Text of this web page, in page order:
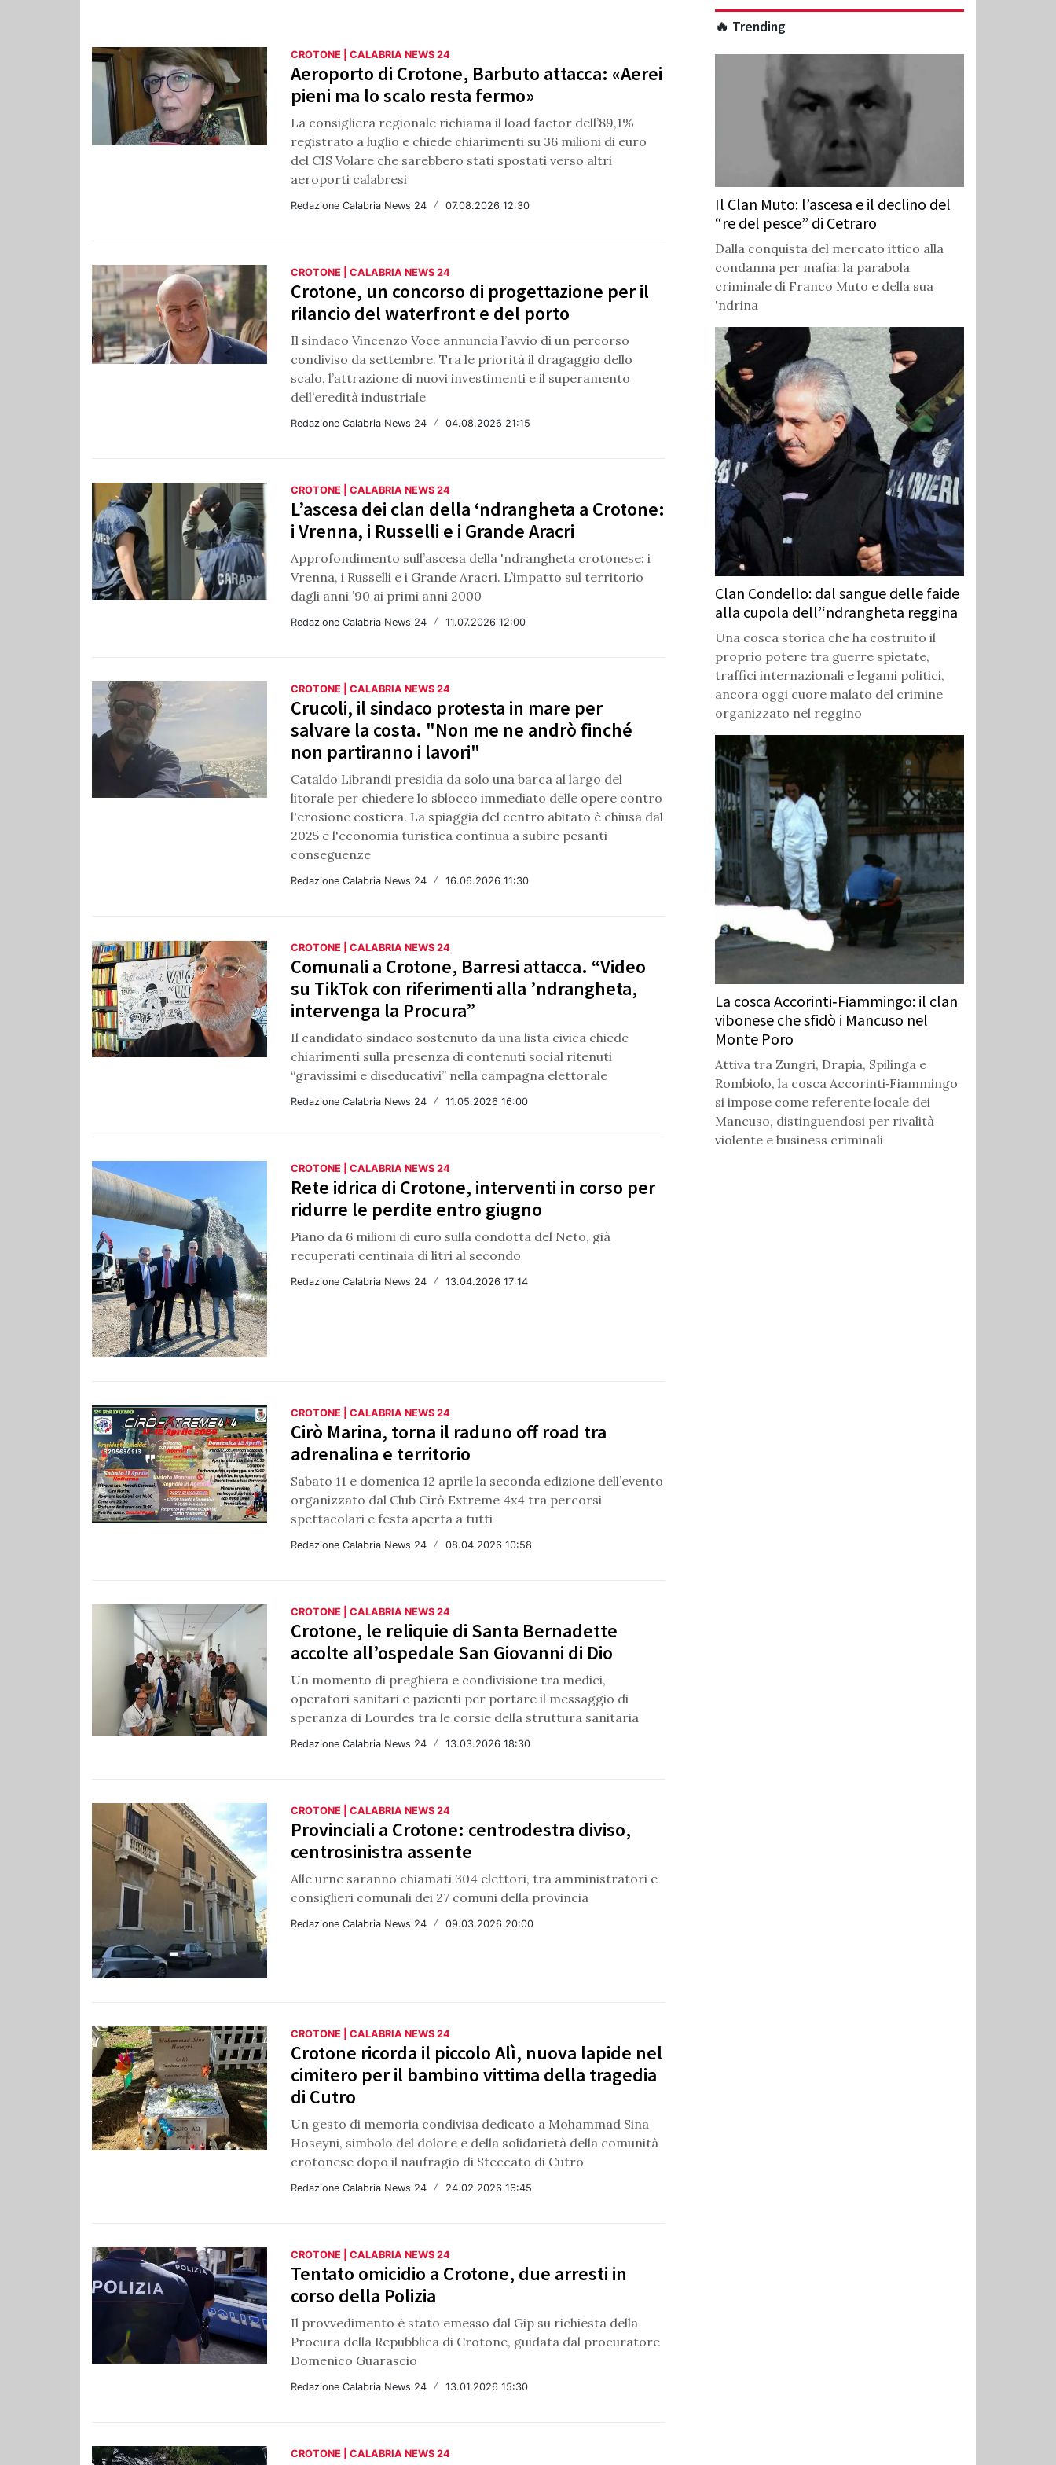
CROTONE | CALABRIA NEWS 24
Aeroporto di Crotone, Barbuto attacca: «Aerei
pieni ma lo scalo resta fermo»
La consigliera regionale richiama il load factor dell’89,1%
registrato a luglio e chiede chiarimenti su 36 milioni di euro
del CIS Volare che sarebbero stati spostati verso altri
aeroporti calabresi
Redazione Calabria News 24 / 07.08.2026 12:30
CROTONE | CALABRIA NEWS 24
Crotone, un concorso di progettazione per il
rilancio del waterfront e del porto
Il sindaco Vincenzo Voce annuncia l’avvio di un percorso
condiviso da settembre. Tra le priorità il dragaggio dello
scalo, l’attrazione di nuovi investimenti e il superamento
dell’eredità industriale
Redazione Calabria News 24 / 04.08.2026 21:15
CROTONE | CALABRIA NEWS 24
L’ascesa dei clan della ‘ndrangheta a Crotone:
i Vrenna, i Russelli e i Grande Aracri
Approfondimento sull’ascesa della 'ndrangheta crotonese: i
Vrenna, i Russelli e i Grande Aracri. L’impatto sul territorio
dagli anni ’90 ai primi anni 2000
Redazione Calabria News 24 / 11.07.2026 12:00
CROTONE | CALABRIA NEWS 24
Crucoli, il sindaco protesta in mare per
salvare la costa. "Non me ne andrò finché
non partiranno i lavori"
Cataldo Librandi presidia da solo una barca al largo del
litorale per chiedere lo sblocco immediato delle opere contro
l'erosione costiera. La spiaggia del centro abitato è chiusa dal
2025 e l'economia turistica continua a subire pesanti
conseguenze
Redazione Calabria News 24 / 16.06.2026 11:30
CROTONE | CALABRIA NEWS 24
Comunali a Crotone, Barresi attacca. “Video
su TikTok con riferimenti alla ’ndrangheta,
intervenga la Procura”
Il candidato sindaco sostenuto da una lista civica chiede
chiarimenti sulla presenza di contenuti social ritenuti
“gravissimi e diseducativi” nella campagna elettorale
Redazione Calabria News 24 / 11.05.2026 16:00
CROTONE | CALABRIA NEWS 24
Rete idrica di Crotone, interventi in corso per
ridurre le perdite entro giugno
Piano da 6 milioni di euro sulla condotta del Neto, già
recuperati centinaia di litri al secondo
Redazione Calabria News 24 / 13.04.2026 17:14
CROTONE | CALABRIA NEWS 24
Cirò Marina, torna il raduno off road tra
adrenalina e territorio
Sabato 11 e domenica 12 aprile la seconda edizione dell’evento
organizzato dal Club Cirò Extreme 4x4 tra percorsi
spettacolari e festa aperta a tutti
Redazione Calabria News 24 / 08.04.2026 10:58
CROTONE | CALABRIA NEWS 24
Crotone, le reliquie di Santa Bernadette
accolte all’ospedale San Giovanni di Dio
Un momento di preghiera e condivisione tra medici,
operatori sanitari e pazienti per portare il messaggio di
speranza di Lourdes tra le corsie della struttura sanitaria
Redazione Calabria News 24 / 13.03.2026 18:30
CROTONE | CALABRIA NEWS 24
Provinciali a Crotone: centrodestra diviso,
centrosinistra assente
Alle urne saranno chiamati 304 elettori, tra amministratori e
consiglieri comunali dei 27 comuni della provincia
Redazione Calabria News 24 / 09.03.2026 20:00
CROTONE | CALABRIA NEWS 24
Crotone ricorda il piccolo Alì, nuova lapide nel
cimitero per il bambino vittima della tragedia
di Cutro
Un gesto di memoria condivisa dedicato a Mohammad Sina
Hoseyni, simbolo del dolore e della solidarietà della comunità
crotonese dopo il naufragio di Steccato di Cutro
Redazione Calabria News 24 / 24.02.2026 16:45
CROTONE | CALABRIA NEWS 24
Tentato omicidio a Crotone, due arresti in
corso della Polizia
Il provvedimento è stato emesso dal Gip su richiesta della
Procura della Repubblica di Crotone, guidata dal procuratore
Domenico Guarascio
Redazione Calabria News 24 / 13.01.2026 15:30
CROTONE | CALABRIA NEWS 24
🔥 Trending
Il Clan Muto: l’ascesa e il declino del
“re del pesce” di Cetraro
Dalla conquista del mercato ittico alla
condanna per mafia: la parabola
criminale di Franco Muto e della sua
'ndrina
Clan Condello: dal sangue delle faide
alla cupola dell’‘ndrangheta reggina
Una cosca storica che ha costruito il
proprio potere tra guerre spietate,
traffici internazionali e legami politici,
ancora oggi cuore malato del crimine
organizzato nel reggino
La cosca Accorinti‑Fiammingo: il clan
vibonese che sfidò i Mancuso nel
Monte Poro
Attiva tra Zungri, Drapia, Spilinga e
Rombiolo, la cosca Accorinti‑Fiammingo
si impose come referente locale dei
Mancuso, distinguendosi per rivalità
violente e business criminali